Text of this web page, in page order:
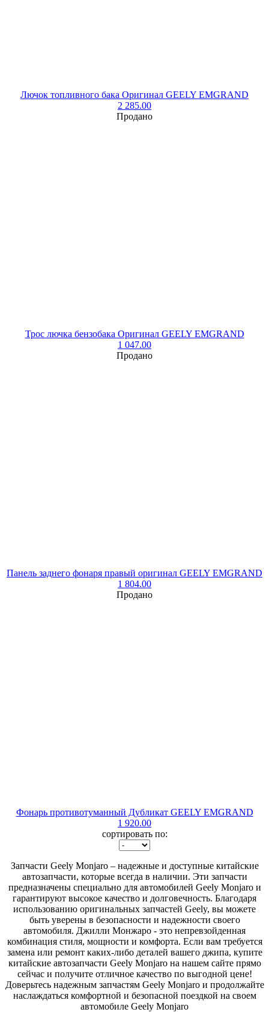
Лючок топливного бака Оригинал GEELY EMGRAND
2 285.00
Продано
Трос лючка бензобака Оригинал GEELY EMGRAND
1 047.00
Продано
Панель заднего фонаря правый оригинал GEELY EMGRAND
1 804.00
Продано
Фонарь противотуманный Дубликат GEELY EMGRAND
1 920.00
сортировать по:
Запчасти Geely Monjaro – надежные и доступные китайские
автозапчасти, которые всегда в наличии. Эти запчасти
предназначены специально для автомобилей Geely Monjaro и
гарантируют высокое качество и долговечность. Благодаря
использованию оригинальных запчастей Geely, вы можете
быть уверены в безопасности и надежности своего
автомобиля. Джилли Монжаро - это непревзойденная
комбинация стиля, мощности и комфорта. Если вам требуется
замена или ремонт каких-либо деталей вашего джипа, купите
китайские автозапчасти Geely Monjaro на нашем сайте прямо
сейчас и получите отличное качество по выгодной цене!
Доверьтесь надежным запчастям Geely Monjaro и продолжайте
наслаждаться комфортной и безопасной поездкой на своем
автомобиле Geely Monjaro